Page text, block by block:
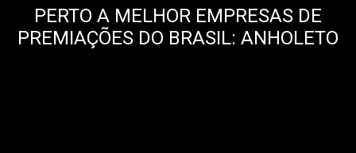
PERTO A MELHOR EMPRESAS DE
PREMIAÇÕES DO BRASIL: ANHOLETO